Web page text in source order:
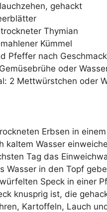
gehackt
Thymian
Kümmel
Pfeffer nach Geschmack
oder
2 Mettwürstchen oder
Erbsen in
kaltem Wasser
Tag das
Wasser in den Topf
Speck in einer
knusprig ist, die
Kartoffeln, Lauch